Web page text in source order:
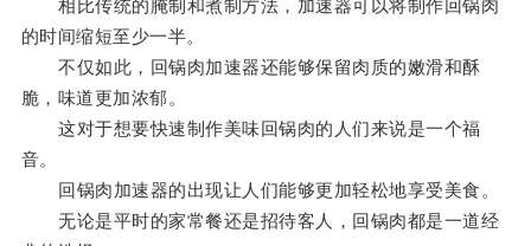
相比传统的腌制和煮制方法，加速器可以将制作回锅肉
的时间缩短至少一半。
不仅如此，回锅肉加速器还能够保留肉质的嫩滑和酥
脆，味道更加浓郁。
这对于想要快速制作美味回锅肉的人们来说是一个福
音。
回锅肉加速器的出现让人们能够更加轻松地享受美食。
无论是平时的家常餐还是招待客人，回锅肉都是一道经